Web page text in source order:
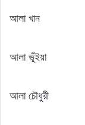
আলা খান
আলা ভূঁইয়া
আলা চৌধুরী